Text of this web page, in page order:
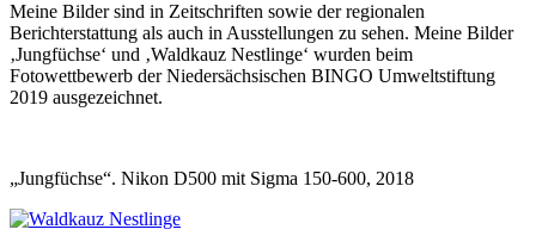
Meine Bilder sind in Zeitschriften sowie der regionalen
Berichterstattung als auch in Ausstellungen zu sehen. Meine Bilder
‚Jungfüchse‘ und ‚Waldkauz Nestlinge‘ wurden beim
Fotowettbewerb der Niedersächsischen BINGO Umweltstiftung
2019 ausgezeichnet.
„Jungfüchse“. Nikon D500 mit Sigma 150-600, 2018